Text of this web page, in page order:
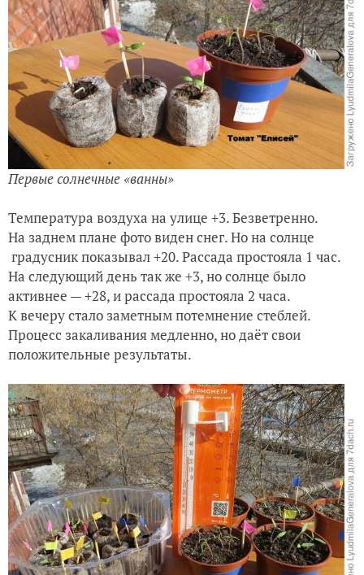
Первые солнечные «ванны»
Температура воздуха на улице +3. Безветренно.
На заднем плане фото виден снег. Но на солнце
градусник показывал +20. Рассада простояла 1 час.
На следующий день так же +3, но солнце было
активнее — +28, и рассада простояла 2 часа.
К вечеру стало заметным потемнение стеблей.
Процесс закаливания медленно, но даёт свои
положительные результаты.